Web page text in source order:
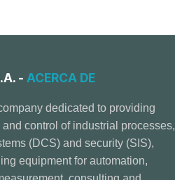
- ACERCA DE
dedicated to providing
control of industrial processes,
(DCS) and security (SIS),
equipment for automation,